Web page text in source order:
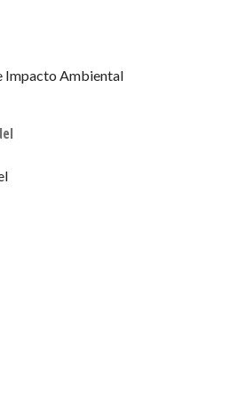
Impacto Ambiental